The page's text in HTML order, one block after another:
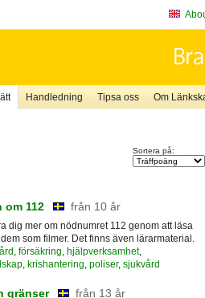
Handledning Tipsa oss Om
Sortera på:
om 112 från 10 år
dig mer om nödnumret 112 genom att läsa
som filmer. Det finns även lärarmaterial.
försäkring hjälpverksamhet,
, krishantering poliser, sjukvård
gränser från 13 år